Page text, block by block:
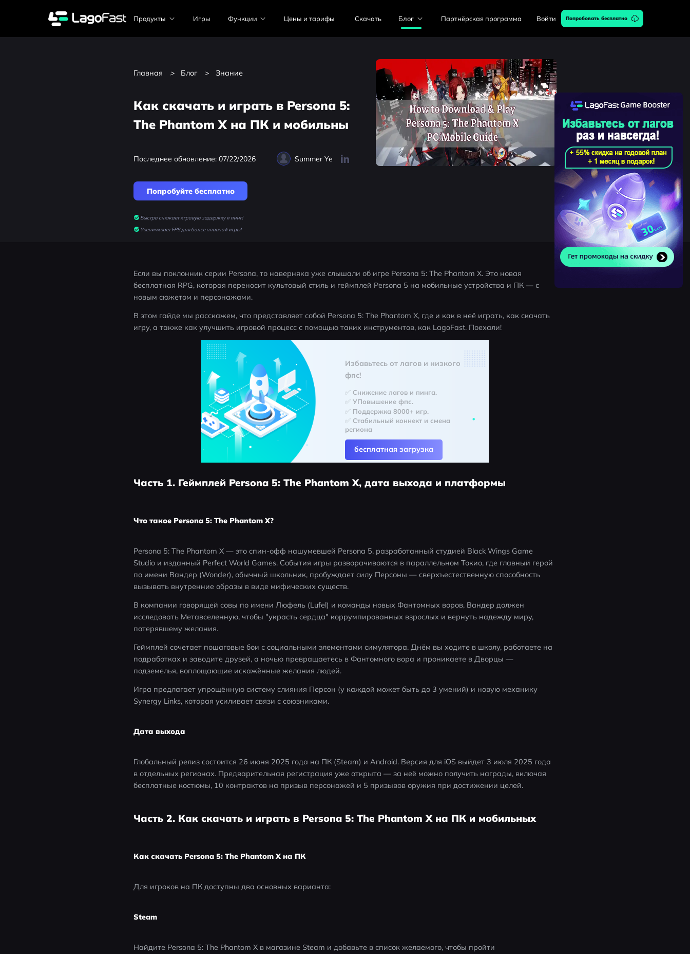
Продукты Игры Функции Цены и тарифы Скачать Блог Партнёрская программа Войти Попробовать бесплатно
Главная > Блог > Знание
Как скачать и играть в Persona 5:
The Phantom X на ПК и мобильны
Последнее обновление: 07/22/2026 Summer Ye
Попробуйте бесплатно
Быстро снижает игровую задержку и пинг!
Увеличивает FPS для более плавной игры!
Если вы поклонник серии Persona, то наверняка уже слышали об игре Persona 5: The Phantom X. Это новая
бесплатная RPG, которая переносит культовый стиль и геймплей Persona 5 на мобильные устройства и ПК — с
новым сюжетом и персонажами.
В этом гайде мы расскажем, что представляет собой Persona 5: The Phantom X, где и как в неё играть, как скачать
игру, а также как улучшить игровой процесс с помощью таких инструментов, как LagoFast. Поехали!
Избавьтесь от лагов и низкого
фпс!
✅ Снижение лагов и пинга.
✅ УПовышение фпс.
✅ Поддержка 8000+ игр.
✅ Стабильный коннект и смена
региона
бесплатная загрузка
Часть 1. Геймплей Persona 5: The Phantom X, дата выхода и платформы
Что такое Persona 5: The Phantom X?
Persona 5: The Phantom X — это спин-офф нашумевшей Persona 5, разработанный студией Black Wings Game
Studio и изданный Perfect World Games. События игры разворачиваются в параллельном Токио, где главный герой
по имени Вандер (Wonder), обычный школьник, пробуждает силу Персоны — сверхъестественную способность
вызывать внутренние образы в виде мифических существ.
В компании говорящей совы по имени Люфель (Lufel) и команды новых Фантомных воров, Вандер должен
исследовать Метавселенную, чтобы "украсть сердца" коррумпированных взрослых и вернуть надежду миру,
потерявшему желания.
Геймплей сочетает пошаговые бои с социальными элементами симулятора. Днём вы ходите в школу, работаете на
подработках и заводите друзей, а ночью превращаетесь в Фантомного вора и проникаете в Дворцы —
подземелья, воплощающие искажённые желания людей.
Игра предлагает упрощённую систему слияния Персон (у каждой может быть до 3 умений) и новую механику
Synergy Links, которая усиливает связи с союзниками.
Дата выхода
Глобальный релиз состоится 26 июня 2025 года на ПК (Steam) и Android. Версия для iOS выйдет 3 июля 2025 года
в отдельных регионах. Предварительная регистрация уже открыта — за неё можно получить награды, включая
бесплатные костюмы, 10 контрактов на призыв персонажей и 5 призывов оружия при достижении целей.
Часть 2. Как скачать и играть в Persona 5: The Phantom X на ПК и мобильных
Как скачать Persona 5: The Phantom X на ПК
Для игроков на ПК доступны два основных варианта:
Steam
Найдите Persona 5: The Phantom X в магазине Steam и добавьте в список желаемого, чтобы пройти